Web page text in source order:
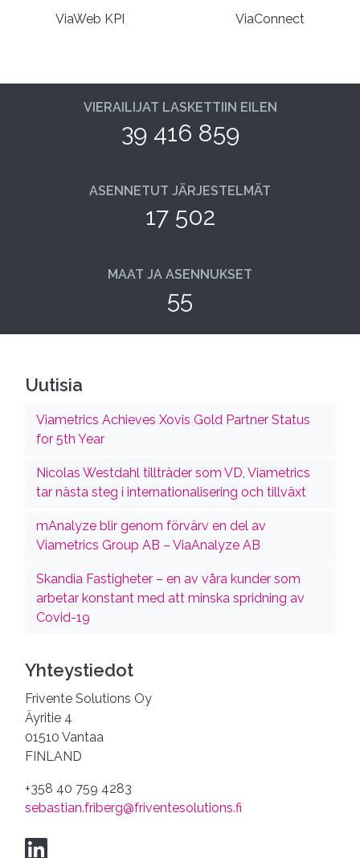
ViaWeb KPI ViaConnect
VIERAILIJAT LASKETTIIN EILEN
39 416 859
ASENNETUT JÄRJESTELMÄT
17 502
MAAT JA ASENNUKSET
55
Uutisia
Viametrics Achieves Xovis Gold Partner Status
for 5th Year
Nicolas Westdahl tillträder som VD, Viametrics
tar nästa steg i internationalisering och tillväxt
mAnalyze blir genom förvärv en del av
Viametrics Group AB – ViaAnalyze AB
Skandia Fastigheter – en av våra kunder som
arbetar konstant med att minska spridning av
Covid-19
Yhteystiedot
Frivente Solutions Oy
Äyritie 4
01510 Vantaa
FINLAND
+358 40 759 4283
sebastian.friberg@friventesolutions.fi